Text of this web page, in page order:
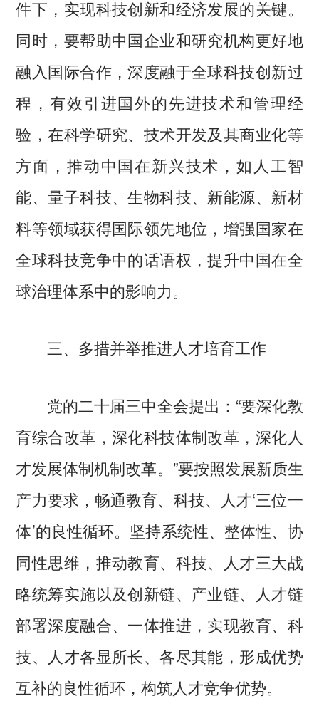
件下，实现科技创新和经济发展的关键。
同时，要帮助中国企业和研究机构更好地
融入国际合作，深度融于全球科技创新过
程，有效引进国外的先进技术和管理经
验，在科学研究、技术开发及其商业化等
方面，推动中国在新兴技术，如人工智
能、量子科技、生物科技、新能源、新材
料等领域获得国际领先地位，增强国家在
全球科技竞争中的话语权，提升中国在全
球治理体系中的影响力。
三、多措并举推进人才培育工作
党的二十届三中全会提出：“要深化教
育综合改革，深化科技体制改革，深化人
才发展体制机制改革。”要按照发展新质生
产力要求，畅通教育、科技、人才‘三位一
体’的良性循环。坚持系统性、整体性、协
同性思维，推动教育、科技、人才三大战
略统筹实施以及创新链、产业链、人才链
部署深度融合、一体推进，实现教育、科
技、人才各显所长、各尽其能，形成优势
互补的良性循环，构筑人才竞争优势。